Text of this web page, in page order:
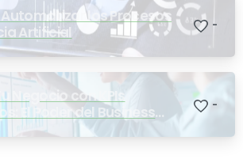
los Procesos
Artificial
-
Negocio con KPIs
El Poder del Business
-